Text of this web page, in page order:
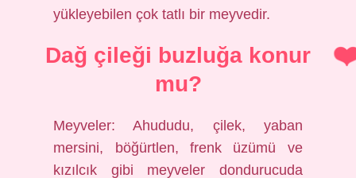
yükleyebilen çok tatlı bir meyvedir.
Dağ çileği buzluğa konur
mu?
Meyveler: Ahududu, çilek, yaban
mersini, böğürtlen, frenk üzümü ve
kızılcık gibi meyveler dondurucuda